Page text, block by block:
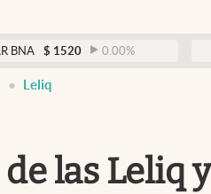
0.00%
Leliq
las Leliq